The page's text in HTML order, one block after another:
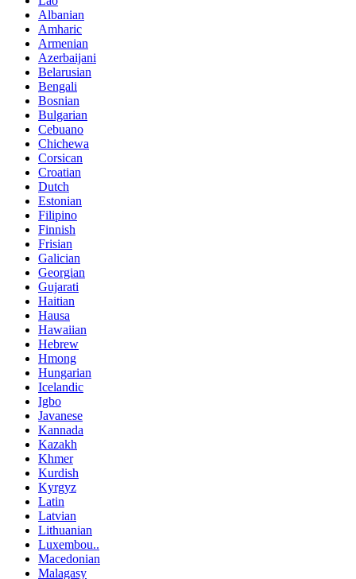
Albanian
Amharic
Armenian
Azerbaijani
Belarusian
Bengali
Bosnian
Bulgarian
Cebuano
Chichewa
Corsican
Croatian
Dutch
Estonian
Filipino
Finnish
Frisian
Galician
Georgian
Gujarati
Haitian
Hausa
Hawaiian
Hebrew
Hmong
Hungarian
Icelandic
Igbo
Javanese
Kannada
Kazakh
Khmer
Kurdish
Kyrgyz
Latin
Latvian
Lithuanian
Luxembou..
Macedonian
Malagasy